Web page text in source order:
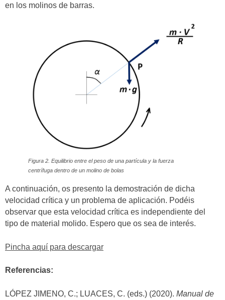
en los molinos de barras.
Figura 2. Equilibrio entre el peso de una partícula y la fuerza
centrífuga dentro de un molino de bolas
A continuación, os presento la demostración de dicha
velocidad crítica y un problema de aplicación. Podéis
observar que esta velocidad crítica es independiente del
tipo de material molido. Espero que os sea de interés.
Pincha aquí para descargar
Referencias:
LÓPEZ JIMENO, C.; LUACES, C. (eds.) (2020). Manual de